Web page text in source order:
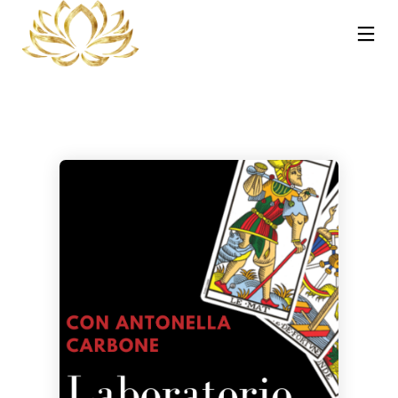
REIKI A
CATANIA:
COS’È, COME
PERCHÉ PUÒ
OTTOBRE
CORSO MASSAGGIO
TIBETANE A
30
OTTOBRE
2023
CORSO TRATTAMENTI
AYURVEDA – HOT
STONE E
PINDASWEDA A
CATANIA 12
30 21